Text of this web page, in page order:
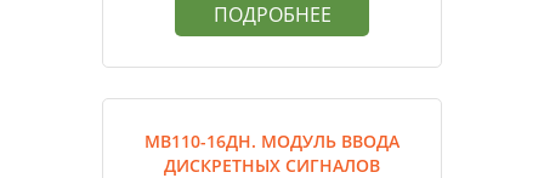
ПОДРОБНЕЕ
МВ110-16ДН. МОДУЛЬ ВВОДА
ДИСКРЕТНЫХ СИГНАЛОВ